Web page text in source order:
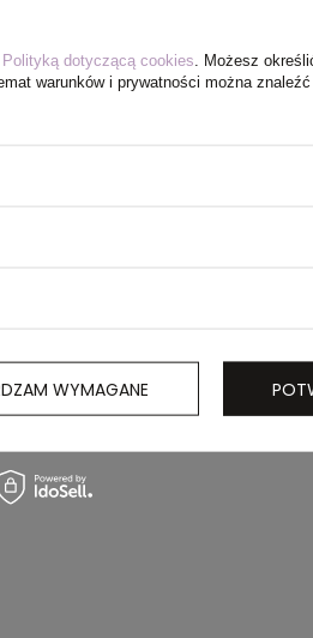
Polityką dotyczącą cookies . Możesz
warunków i prywatności można
WYMAGANE